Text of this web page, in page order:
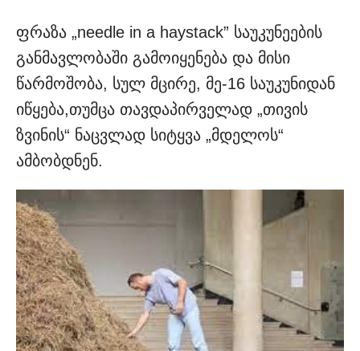
ფრაზა „needle in a haystack” საუკუნეების
განმავლობაში გამოიყენება და მისი
წარმოშობა, სულ მცირე, მე-16 საუკუნიდან
იწყება,თუმცა თავდაპირველად „თივის
ზვინის“ ნაცვლად სიტყვა „მდელოს“
ამბობდნენ.